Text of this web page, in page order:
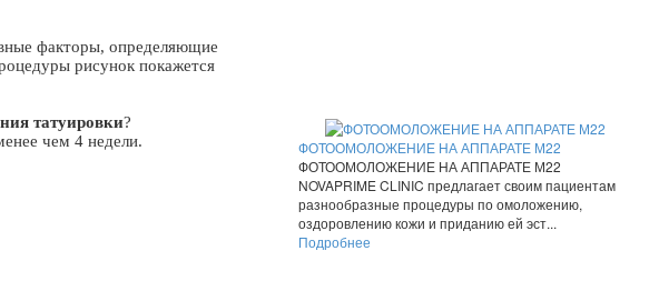
факторы, определяющие
рисунок покажется
татуировки?
чем 4 недели.
ФОТООМОЛОЖЕНИЕ НА АППАРАТЕ М22
ФОТООМОЛОЖЕНИЕ НА АППАРАТЕ М22
NOVAPRIME CLINIC предлагает своим пациентам
разнообразные процедуры по омоложению,
оздоровлению кожи и приданию ей эст...
Подробнее